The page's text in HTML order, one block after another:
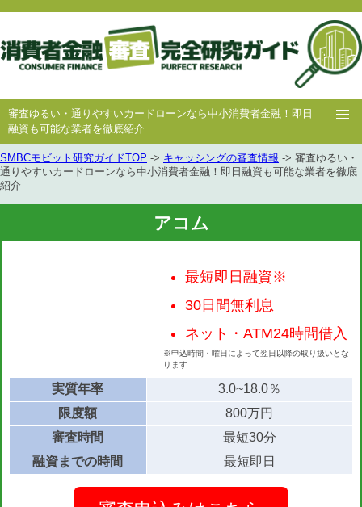
審査ゆるい・通りやすいカードローンなら中小消費者金融！即日
融資も可能な業者を徹底紹介
ホー
ム
消費者 中小消費者 キャッシング キャッシング
SMBCモビット研究ガイドTOP -> キャッシングの審査情報 -> 審査ゆるい・
通りやすいカードローンなら中小消費者金融！即日融資も可能な業者を徹底
紹介
アコム
最短即日融資※
30日間無利息
ネット・ATM24時間借入
※申込時間・曜日によって翌日以降の取り扱いとな
ります
実質年率
3.0~18.0％
限度額
800万円
審査時間
最短30分
融資までの時間
最短即日